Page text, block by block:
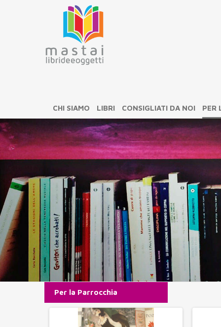
CHI SIAMO LIBRI CONSIGLIATI DA NOI PER
Per la Parrocchia